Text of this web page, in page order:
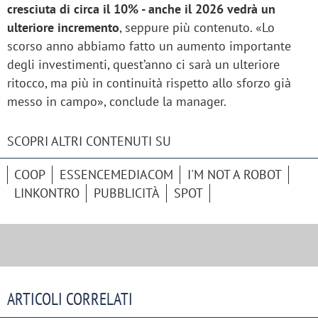
cresciuta di circa il 10% - anche il 2026 vedrà un
ulteriore incremento, seppure più contenuto. «Lo
scorso anno abbiamo fatto un aumento importante
degli investimenti, quest’anno ci sarà un ulteriore
ritocco, ma più in continuità rispetto allo sforzo già
messo in campo», conclude la manager.
SCOPRI ALTRI CONTENUTI SU
COOP ESSENCEMEDIACOM
I'M NOT A ROBOT
LINKONTRO
PUBBLICITÀ SPOT
ARTICOLI CORRELATI